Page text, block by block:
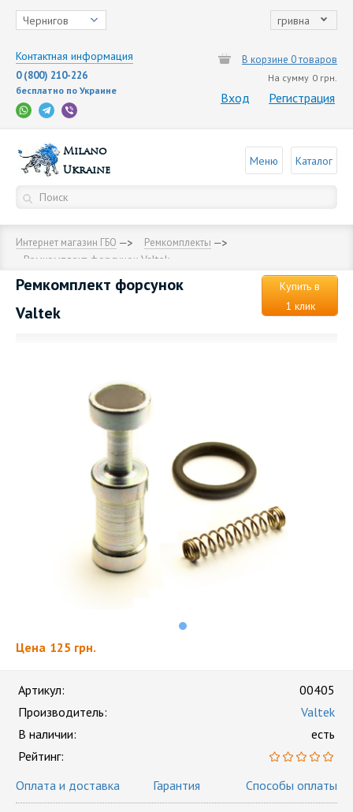
Чернигов гривна
Контактная информация
0 (800) 210-226
бесплатно по Украине
В корзине 0 товаров
На сумму 0 грн.
Вход Регистрация
Milano
Ukraine
Меню Каталог
Интернет магазин ГБО Ремкомплекты
Ремкомплект форсунок Valtek
Ремкомплект форсунок
Valtek
Купить в
1 клик
Цена 125 грн.
Артикул:
00405
Производитель:
Valtek
В наличии:
есть
Рейтинг:
Оплата и доставка
Гарантия Способы оплаты